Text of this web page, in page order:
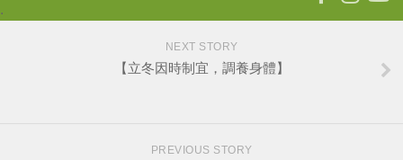
.
NEXT STORY
【立冬因時制宜，調養身體】
PREVIOUS STORY